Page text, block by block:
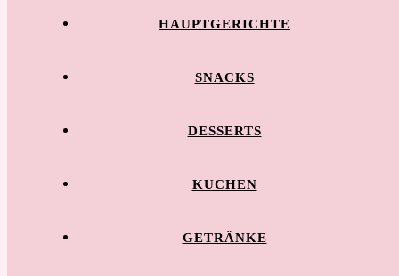
HAUPTGERICHTE
SNACKS
DESSERTS
KUCHEN
GETRÄNKE